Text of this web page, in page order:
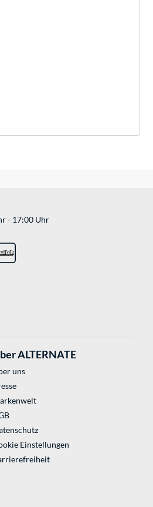
- 17:00 Uhr
ALTERNATE
uns
Einstellungen